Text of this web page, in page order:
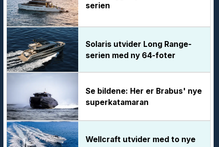
serien
Solaris utvider Long Range-
serien med ny 64-foter
Se bildene: Her er Brabus' nye
superkatamaran
Wellcraft utvider med to nye